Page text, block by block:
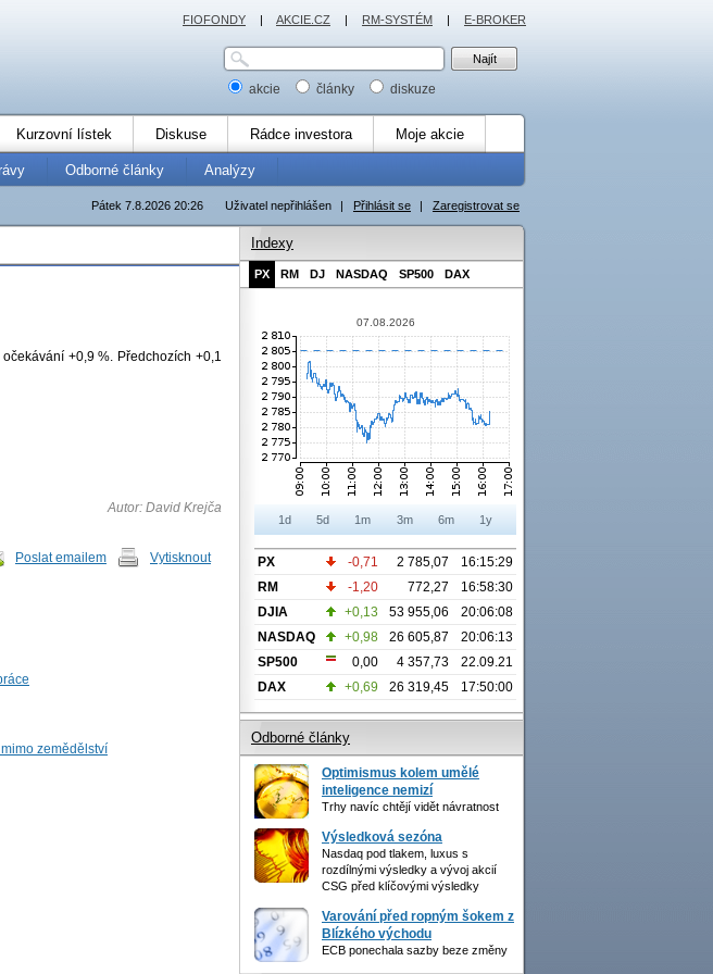
akcie články diskuze
Kurzovní lístek Diskuse Rádce investora Moje akcie
Odborné články Analýzy
Uživatel nepřihlášen | Přihlásit se | Zaregistrovat se
Pátek 7.8.2026 20:26
+0,9 %. Předchozích +0,1
Autor: David Krejča
Poslat emailem Vytisknout
zemědělství
Indexy
PX RM DJ NASDAQ SP500 DAX
07.08.2026
1d 5d 1m 3m 6m 1y
PX -0,71 2 785,07
16:15:29
RM
-1,20 772,27
16:58:30
DJIA
+0,13 53 955,06
20:06:08
NASDAQ
+0,98 26 605,87
20:06:13
SP500
0,00 4 357,73
22.09.21
DAX
+0,69 26 319,45 17:50:00
Odborné články
Optimismus kolem umělé
inteligence nemizí
Trhy navíc chtějí vidět návratnost
Výsledková sezóna
Nasdaq pod tlakem, luxus s
rozdílnými výsledky a vývoj akcií
CSG před klíčovými výsledky
Varování před ropným šokem z
Blízkého východu
ECB ponechala sazby beze změny
FIOFONDY | AKCIE.CZ | RM-SYSTÉM | E-BROKER